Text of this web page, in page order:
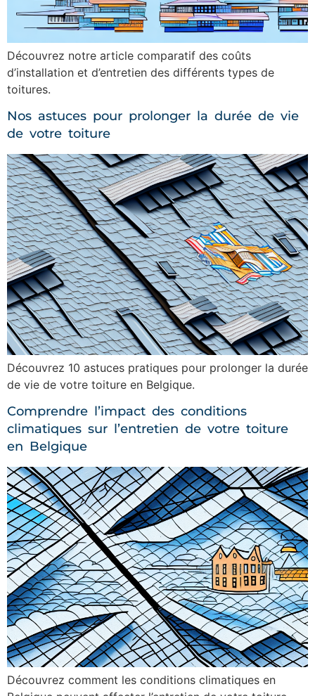
Découvrez notre article comparatif des coûts
d’installation et d’entretien des différents types de
toitures.
Nos astuces pour prolonger la durée de vie
de votre toiture
Découvrez 10 astuces pratiques pour prolonger la durée
de vie de votre toiture en Belgique.
Comprendre l’impact des conditions
climatiques sur l’entretien de votre toiture
en Belgique
Découvrez comment les conditions climatiques en